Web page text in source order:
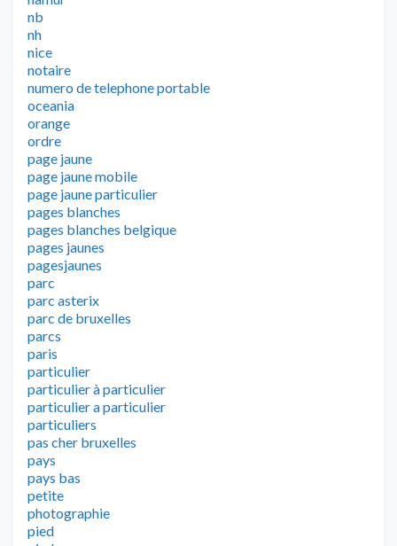
nb
nh
nice
notaire
numero de telephone portable
oceania
orange
ordre
page jaune
page jaune mobile
page jaune particulier
pages blanches
pages blanches belgique
pages jaunes
pagesjaunes
parc
parc asterix
parc de bruxelles
parcs
paris
particulier
particulier à particulier
particulier a particulier
particuliers
pas cher bruxelles
pays
pays bas
petite
photographie
pied